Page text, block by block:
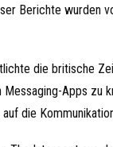
Berichte wurden
die britische
Messaging-Apps zu
die